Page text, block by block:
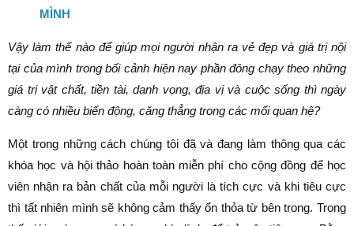
MÌNH
Vậy làm thế nào để giúp mọi người nhận ra vẻ đẹp và giá trị nội
tại của mình trong bối cảnh hiện nay phần đông chạy theo những
giá trị vật chất, tiền tài, danh vọng, địa vịvà cuộc sống thì ngày
càng có nhiều biến động, căng thẳng trong các mối quan hệ?
Một trong những cách chúng tôi đã và đang làm thông qua các
khóa học và hội thảo hoàn toàn miễn phí cho cộng đồng để học
viên nhận ra bản chất của mỗi người là tích cực và khi tiêu cực
thì tất nhiên mình sẽ không cảm thấy ổn thỏa từ bên trong. Trong